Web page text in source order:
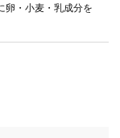
卵・小麦・乳成分を